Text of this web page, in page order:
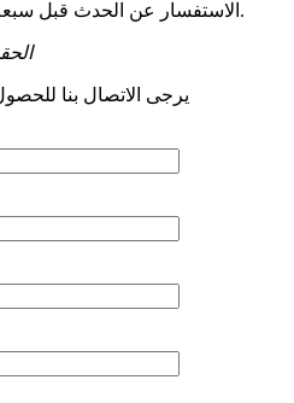
الاستفسار عن الحدث قبل سبعة (7) أيام على الأقل من الحدث.
* يرجى الاتصال بنا للحصول على